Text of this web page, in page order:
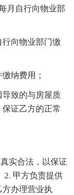
月自行向物业部
向物业部门缴
纳费用；
致的与房屋质
证乙方的正常
实合法，以保证
2. 甲方负责提供
办理营业执